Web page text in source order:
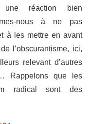
une réaction bien
nous à ne pas
à les mettre en avant
l’obscurantisme, ici,
relevant d’autres
Rappelons que les
radical sont des